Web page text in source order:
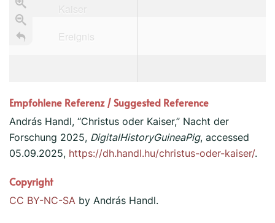
TimelineJS 248
Apr. Juli Okt. Feb. Mai Aug.
Kaiser
Ereignis
Empfohlene Referenz / Suggested Reference
András Handl, “Christus oder Kaiser,” Nacht der
Forschung 2025, DigitalHistoryGuineaPig, accessed
05.09.2025, https://dh.handl.hu/christus-oder-kaiser/.
Copyright
CC BY-NC-SA by András Handl.